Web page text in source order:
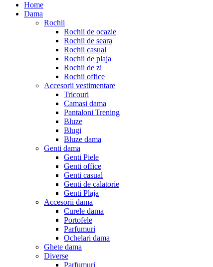
Home
Dama
Rochii
Rochii de ocazie
Rochii de seara
Rochii casual
Rochii de plaja
Rochii de zi
Rochii office
Accesorii vestimentare
Tricouri
Camasi dama
Pantaloni Trening
Bluze
Blugi
Bluze dama
Genti dama
Genti Piele
Genti office
Genti casual
Genti de calatorie
Genti Plaja
Accesorii dama
Curele dama
Portofele
Parfumuri
Ochelari dama
Ghete dama
Diverse
Parfumuri